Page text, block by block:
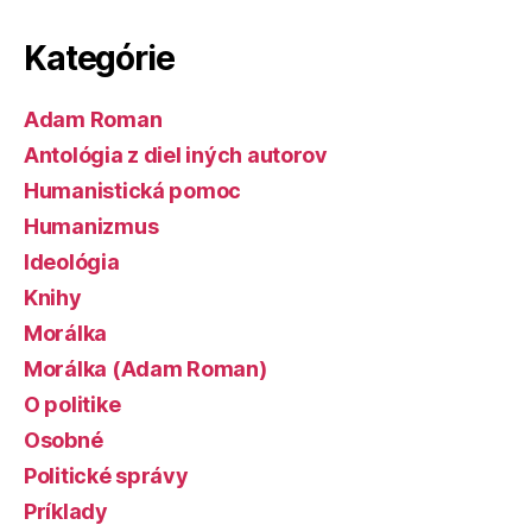
Kategórie
Adam Roman
Antológia z diel iných autorov
Humanistická pomoc
Humanizmus
Ideológia
Knihy
Morálka
Morálka (Adam Roman)
O politike
Osobné
Politické správy
Príklady